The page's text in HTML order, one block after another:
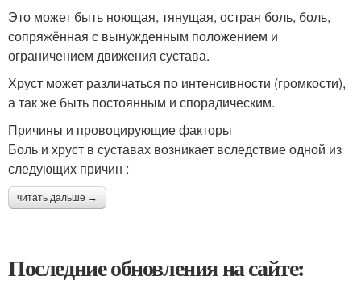
Это может быть ноющая, тянущая, острая боль, боль,
сопряжённая с вынужденным положением и
ограничением движения сустава.
Хруст может различаться по интенсивности (громкости),
а так же быть постоянным и спорадическим.
Причины и провоцирующие факторы
Боль и хруст в суставах возникает вследствие одной из
следующих причин :
читать дальше →
Последние обновления на сайте: